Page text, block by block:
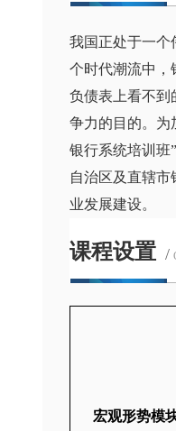
我国正处于一个
个时代潮流中，
负债表上看不到
争力的目的。为
银行系统培训班
自治区及直辖
业发展建设。
课程设置 /
宏观形势模